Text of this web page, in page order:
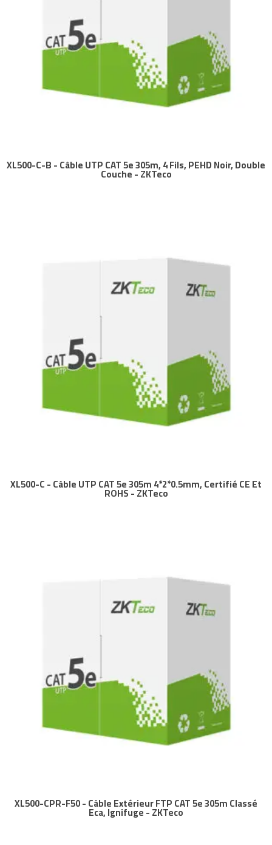
XL500-C-B - Câble UTP CAT 5e 305m, 4 Fils, PEHD Noir, Double
Couche - ZKTeco
XL500-C - Câble UTP CAT 5e 305m 4*2*0.5mm, Certifié CE Et
ROHS - ZKTeco
XL500-CPR-F50 - Câble Extérieur FTP CAT 5e 305m Classé
Eca, Ignifuge - ZKTeco